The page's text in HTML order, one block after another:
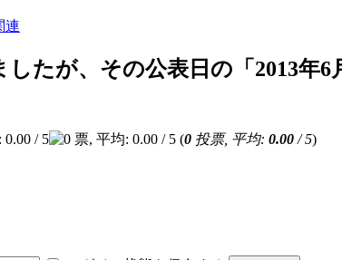
連
たが、その公表日の「2013年
(0 投票, 平均: 0.00 / 5)